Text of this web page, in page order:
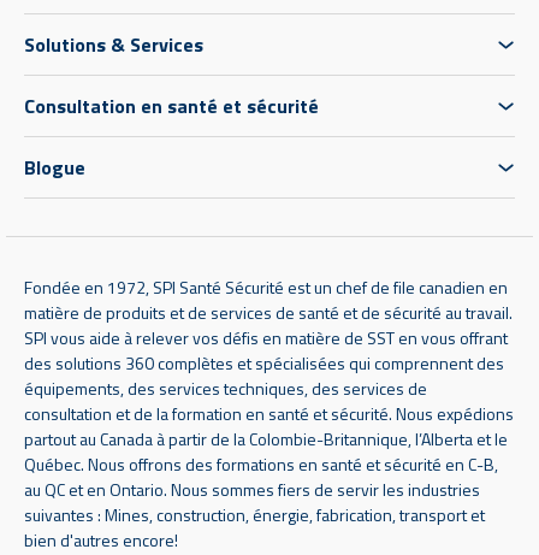
Solutions & Services
Consultation en santé et sécurité
Blogue
Fondée en 1972, SPI Santé Sécurité est un chef de file canadien en
matière de produits et de services de santé et de sécurité au travail.
SPI vous aide à relever vos défis en matière de SST en vous offrant
des solutions 360 complètes et spécialisées qui comprennent des
équipements, des services techniques, des services de
consultation et de la formation en santé et sécurité. Nous expédions
partout au Canada à partir de la Colombie-Britannique, l’Alberta et le
Québec. Nous offrons des formations en santé et sécurité en C-B,
au QC et en Ontario. Nous sommes fiers de servir les industries
suivantes : Mines, construction, énergie, fabrication, transport et
bien d'autres encore!